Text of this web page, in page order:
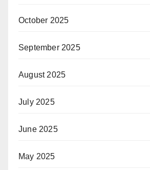
October 2025
September 2025
August 2025
July 2025
June 2025
May 2025